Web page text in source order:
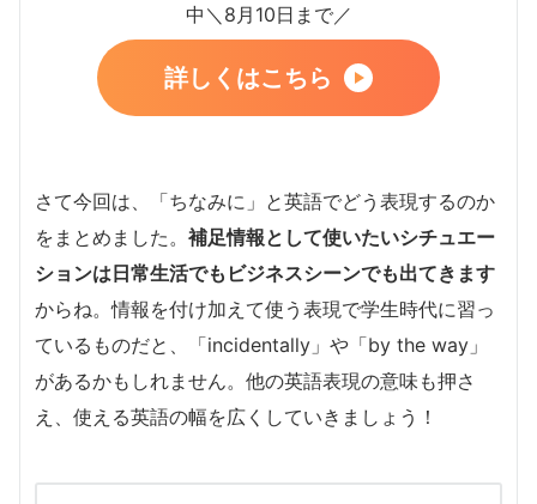
中＼8月10日まで／
詳しくはこちら
さて今回は、「ちなみに」と英語でどう表現するのか
をまとめました。 補足情報として使いたいシチュエー
ションは日常生活でもビジネスシーンでも出てきます
からね。情報を付け加えて使う表現で学生時代に習っ
ているものだと、「incidentally」や「by the way」
があるかもしれません。他の英語表現の意味も押さ
え、使える英語の幅を広くしていきましょう！